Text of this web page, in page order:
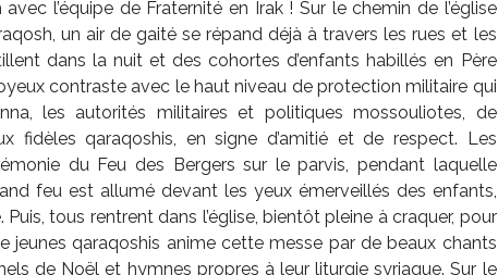
l’équipe de Fraternité en Irak ! Sur le chemin de l’église
un air de gaité se répand déjà à travers les rues et les
dans la nuit et des cohortes d’enfants habillés en Père
contraste avec le haut niveau de protection militaire qui
les autorités militaires et politiques mossouliotes, de
fidèles qaraqoshis, en signe d’amitié et de respect. Les
du Feu des Bergers sur le parvis, pendant laquelle
feu est allumé devant les yeux émerveillés des enfants,
tous rentrent dans l’église, bientôt pleine à craquer, pour
jeunes qaraqoshis anime cette messe par de beaux chants
de Noël et hymnes propres à leur liturgie syriaque. Sur le